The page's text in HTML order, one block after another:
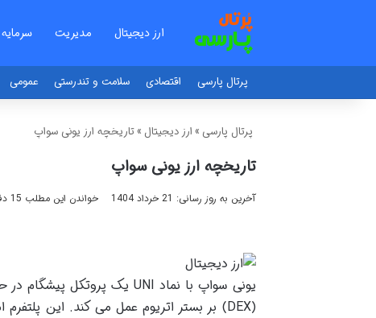
ارز دیجیتال مدیریت سرمایه
پرتال پارسی اقتصادی سلامت و تندرستی عمومی
پرتال پارسی » ارز دیجیتال » تاریخچه ارز یونی سواپ
تاریخچه ارز یونی سواپ
آخرین به روز رسانی: 21 خرداد 1404 خواندن این مطلب 15 دقیقه زمان میبرد